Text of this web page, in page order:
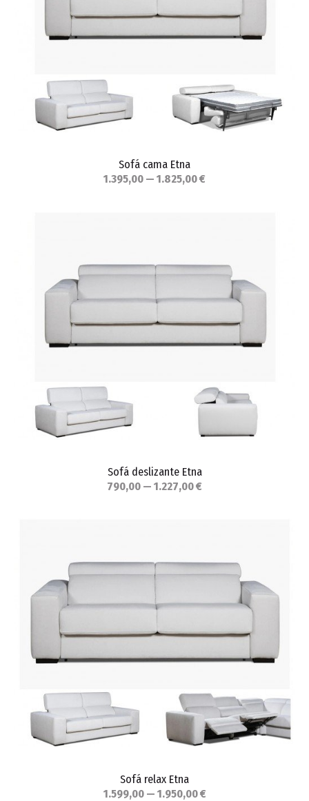
Sofá cama Etna
1.395,00 — 1.825,00 €
Sofá deslizante Etna
790,00 — 1.227,00 €
Sofá relax Etna
1.599,00 — 1.950,00 €